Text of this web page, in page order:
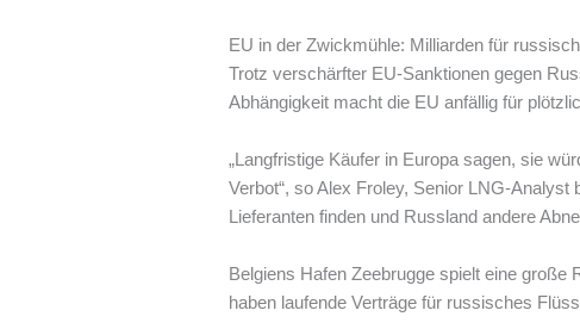
EU in der Zwickmühle: Milliarden für
Trotz verschärfter EU-Sanktionen gegen
Abhängigkeit macht die EU anfällig für
„Langfristige Käufer in Europa sagen, sie
Verbot“, so Alex Froley, Senior LNG-
Lieferanten finden und Russland andere
Belgiens Hafen Zeebrugge spielt eine
haben laufende Verträge für russisches